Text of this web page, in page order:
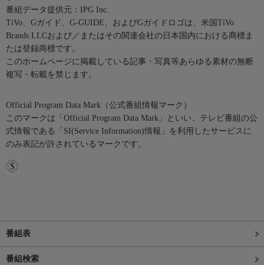
番組データ提供元：IPG Inc.
TiVo、Gガイド、G-GUIDE、およびGガイドロゴは、米国TiVo
Brands LLCおよび／またはその関連会社の日本国内における商標ま
たは登録商標です。
このホームページに掲載している記事・写真等あらゆる素材の無断
複写・転載を禁じます。
Official Program Data Mark（公式番組情報マーク）
このマークは「Official Program Data Mark」といい、テレビ番組の公
式情報である「SI(Service Information)情報」を利用したサービスに
のみ表記が許されているマークです。
番組表
番組検索